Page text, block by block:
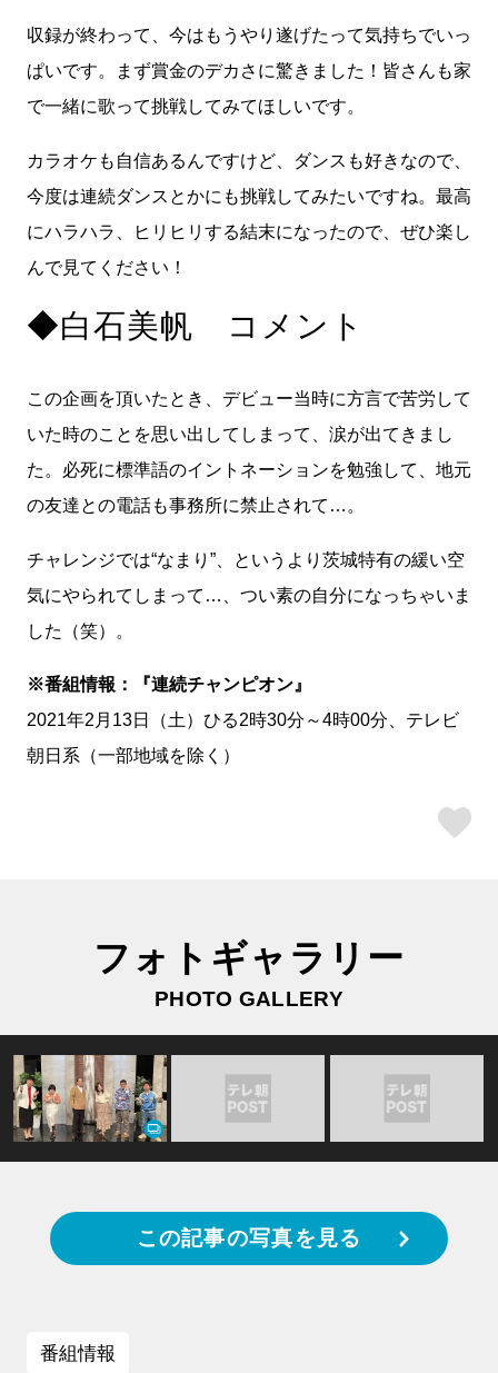
収録が終わって、今はもうやり遂げたって気持ちでいっ
ぱいです。まず賞金のデカさに驚きました！皆さんも家
で一緒に歌って挑戦してみてほしいです。
カラオケも自信あるんですけど、ダンスも好きなので、
今度は連続ダンスとかにも挑戦してみたいですね。最高
にハラハラ、ヒリヒリする結末になったので、ぜひ楽し
んで見てください！
◆白石美帆 コメント
この企画を頂いたとき、デビュー当時に方言で苦労して
いた時のことを思い出してしまって、涙が出てきまし
た。必死に標準語のイントネーションを勉強して、地元
の友達との電話も事務所に禁止されて…。
チャレンジでは“なまり”、というより茨城特有の緩い空
気にやられてしまって…、つい素の自分になっちゃいま
した（笑）。
※番組情報：『連続チャンピオン』
2021年2月13日（土）ひる2時30分～4時00分、テレビ
朝日系（一部地域を除く）
フォトギャラリー
PHOTO GALLERY
この記事の写真を見る
番組情報